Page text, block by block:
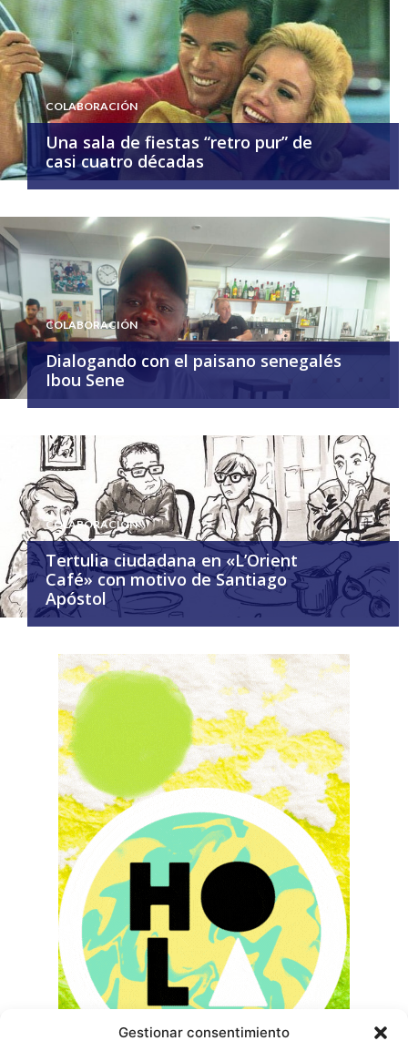
Gestionar consentimiento
COLABORACIÓN
Una sala de fiestas “retro pur” de
casi cuatro décadas
COLABORACIÓN
Dialogando con el paisano senegalés
Ibou Sene
COLABORACIÓN
Tertulia ciudadana en «L’Orient
Café» con motivo de Santiago
Apóstol